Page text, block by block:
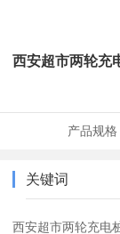
西安超市两轮充
产品规格
关键词
西安超市两轮充电